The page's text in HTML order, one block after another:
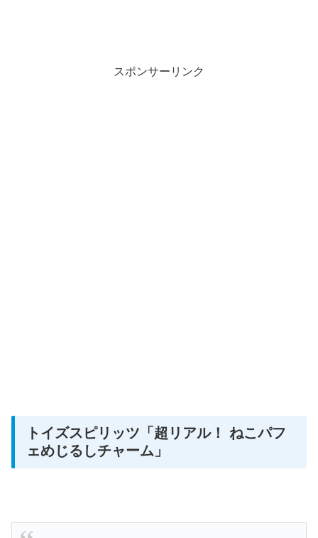
スポンサーリンク
トイズスピリッツ 「超リアル！ ねこパフ
ェめじるしチャーム」